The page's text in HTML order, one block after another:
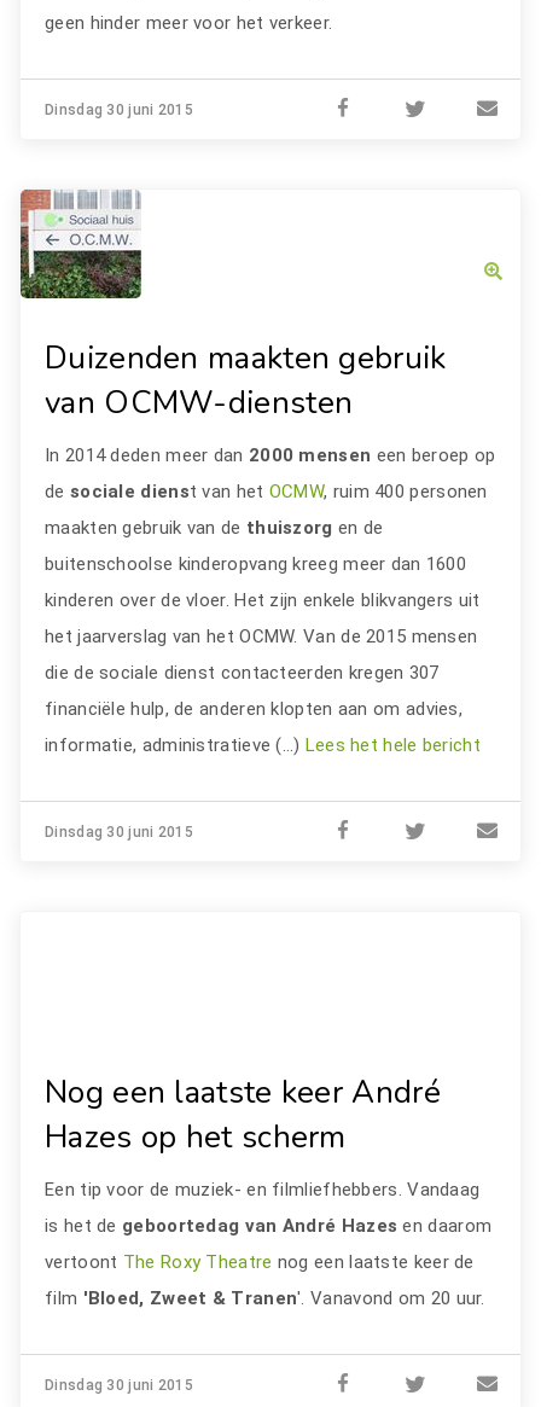
geen hinder meer voor het verkeer.
Dinsdag 30 juni 2015
Duizenden maakten gebruik
van OCMW-diensten
In 2014 deden meer dan 2000 mensen een beroep op
de sociale dienst van het OCMW, ruim 400 personen
maakten gebruik van de thuiszorg en de
buitenschoolse kinderopvang kreeg meer dan 1600
kinderen over de vloer. Het zijn enkele blikvangers uit
het jaarverslag van het OCMW. Van de 2015 mensen
die de sociale dienst contacteerden kregen 307
financiële hulp, de anderen klopten aan om advies,
informatie, administratieve (…) Lees het hele bericht
Dinsdag 30 juni 2015
Nog een laatste keer André
Hazes op het scherm
Een tip voor de muziek- en filmliefhebbers. Vandaag
is het de geboortedag van André Hazes en daarom
vertoont The Roxy Theatre nog een laatste keer de
film 'Bloed, Zweet & Tranen'. Vanavond om 20 uur.
Dinsdag 30 juni 2015